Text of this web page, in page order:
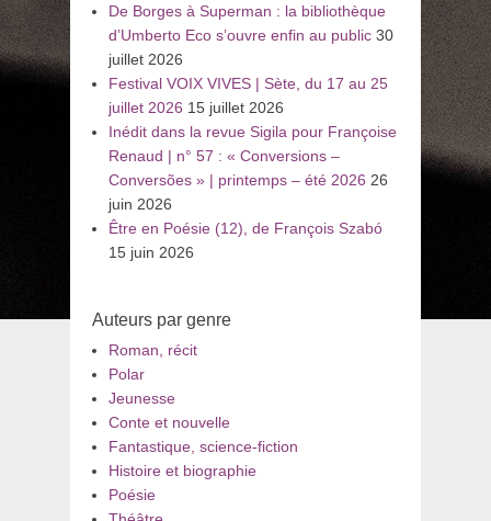
De Borges à Superman : la bibliothèque
d’Umberto Eco s’ouvre enfin au public 30
juillet 2026
Festival VOIX VIVES | Sète, du 17 au 25
juillet 2026 15 juillet 2026
Inédit dans la revue Sigila pour Françoise
Renaud | n° 57 : « Conversions –
Conversões » | printemps – été 2026 26
juin 2026
Être en Poésie (12), de François Szabó
15 juin 2026
Auteurs par genre
Roman, récit
Polar
Jeunesse
Conte et nouvelle
Fantastique, science-fiction
Histoire et biographie
Poésie